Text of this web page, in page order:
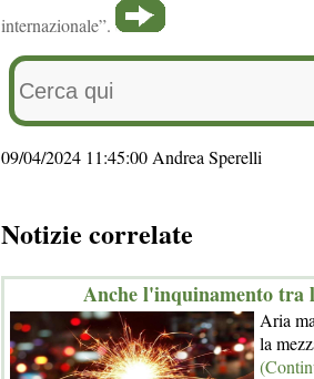
internazionale”.
09/04/2024 11:45:00 Andrea Sperelli
Notizie correlate
Anche l'inquinamento tra
Aria
la